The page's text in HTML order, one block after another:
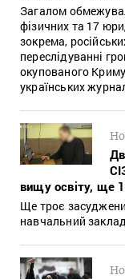
Загалом
фізичних та 17
зокрема,
переслідуванні
окупованого
українських
вищу освіту, ще
Ще троє
навчальний